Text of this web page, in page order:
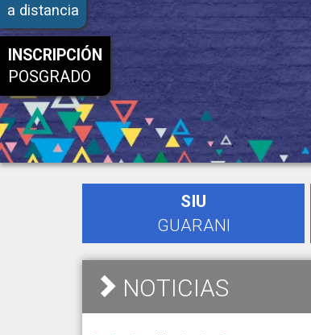
a distancia
INSCRIPCIÓN
POSGRADO
SIU
GUARANI
NOTICIAS